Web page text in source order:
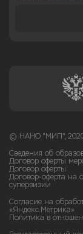
© НАНО "МИП",
Сведения об
Договор оферты
Договор оферты
Договор-оферта на
супервизии
Согласие на
«Яндекс.Метрика»
Политика в